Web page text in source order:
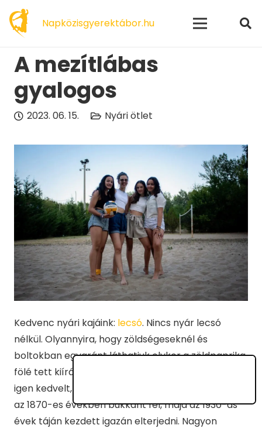
Napközisgyerektábor.hu
A mezítlábas
gyalogos
2023. 06. 15. Nyári ötlet
Kedvenc nyári kajáink: lecsó. Nincs nyár lecsó
nélkül. Olyannyira, hogy zöldségeseknél és
boltokban egyaránt láthatjuk olykor a zöldpaprika
fölé tett kiírást: lecsónak való. Magyarországon
igen kedvelt, népszerű étel, amely azonban csak
az 1870-es években bukkant fel, majd az 1930-as
évek táján kezdett igazán elterjedni. Nagyon